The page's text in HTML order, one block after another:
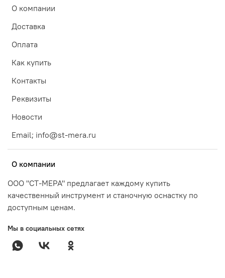
О компании
Доставка
Оплата
Как купить
Контакты
Реквизиты
Новости
Email; info@st-mera.ru
О компании
ООО "СТ-МЕРА" предлагает каждому купить
качественный инструмент и станочную оснастку по
доступным ценам.
Мы в социальных сетях